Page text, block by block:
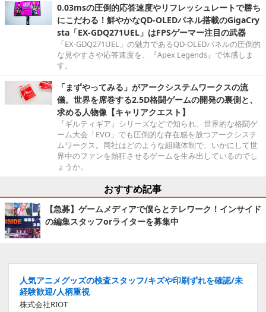
0.03msの圧倒的応答速度やリフレッシュレートで勝ち
にこだわる！鮮やかなQD-OLEDパネル搭載のGigaCry
sta「EX-GDQ271UEL」はFPSゲーマー注目の武器
「EX-GDQ271UEL」の魅力であるQD-OLEDパネルの圧倒的
な見やすさや応答速度を、『Apex Legends』で体感しま
す。
「まずやってみる」がアークシステムワークスの流
儀。世界を席巻する2.5D格闘ゲームの開発の裏側と、
求める人物像【キャリアクエスト】
『ギルティギア』シリーズなどで知られ、世界的な格闘ゲ
ーム大会「EVO」でも圧倒的な存在感を放つアークシステ
ムワークス。同社はどのような組織体制で、いかにして世
界中のファンを熱狂させるゲームを生み出しているのでし
ょうか。
おすすめ記事
【急募】ゲームメディアで僕らとテレワーク！インサイド
の編集スタッフorライターを募集中
人気アニメグッズの検査スタッフ/キズや印刷ずれを確認/未
経験歓迎/人柄重視
株式会社RIOT